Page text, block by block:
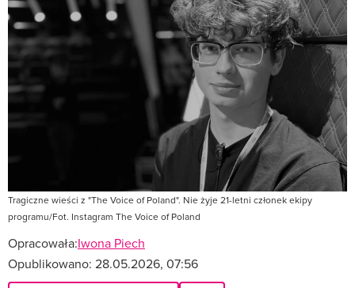
Tragiczne wieści z "The Voice of Poland". Nie żyje 21-letni członek ekipy
programu/Fot. Instagram The Voice of Poland
Opracowała:Iwona Piech
Opublikowano: 28.05.2026, 07:56